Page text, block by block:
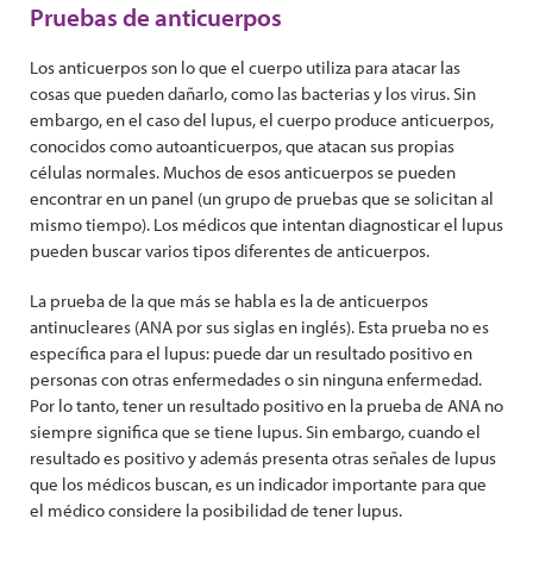
Pruebas de anticuerpos
Los anticuerpos son lo que el cuerpo utiliza para atacar las
cosas que pueden dañarlo, como las bacterias y los virus. Sin
embargo, en el caso del lupus, el cuerpo produce anticuerpos,
conocidos como autoanticuerpos, que atacan sus propias
células normales. Muchos de esos anticuerpos se pueden
encontrar en un panel (un grupo de pruebas que se solicitan al
mismo tiempo). Los médicos que intentan diagnosticar el lupus
pueden buscar varios tipos diferentes de anticuerpos.
La prueba de la que más se habla es la de anticuerpos
antinucleares (ANA por sus siglas en inglés). Esta prueba no es
específica para el lupus: puede dar un resultado positivo en
personas con otras enfermedades o sin ninguna enfermedad.
Por lo tanto, tener un resultado positivo en la prueba de ANA no
siempre significa que se tiene lupus. Sin embargo, cuando el
resultado es positivo y además presenta otras señales de lupus
que los médicos buscan, es un indicador importante para que
el médico considere la posibilidad de tener lupus.